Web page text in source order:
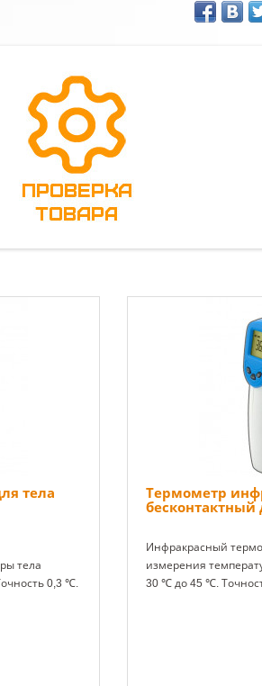
тела
тела
0,3 ℃.
Термометр
бесконтактный
Инфракрасный
измерения
30 ℃ до 45 ℃.